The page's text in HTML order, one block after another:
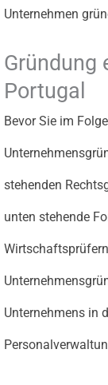
Unternehmen
Gründung
Portugal
Bevor Sie im
stehenden
unten stehende
Unternehmens in